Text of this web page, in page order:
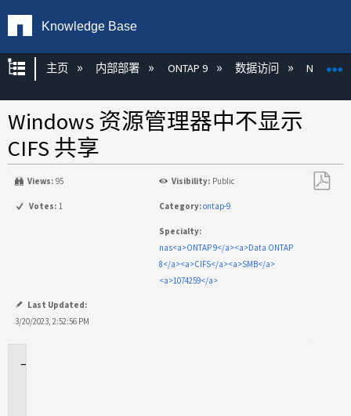
Knowledge Base
扩展/隐缩全局层次
主页 内部部署 ONTAP 9 数据访问 NAS
Windows 资源管理器中不显示
CIFS 共享
Views: 95 Visibility: Public
Votes: 1 Category:ontap-9
Specialty:
nas<a>ONTAP 9</a><a>Data ONTAP
8</a><a>CIFS</a><a>SMB</a>
<a>1074259</a>
Last Updated:
3/20/2023, 2:52:56 PM